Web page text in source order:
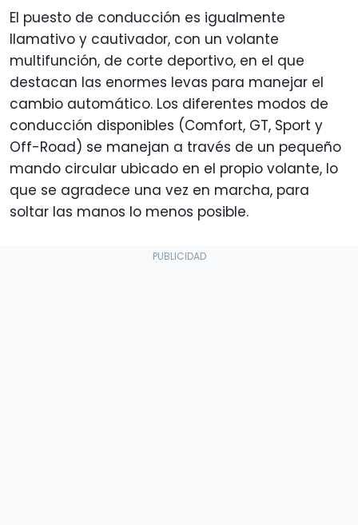
El puesto de conducción es igualmente
llamativo y cautivador, con un volante
multifunción, de corte deportivo, en el que
destacan las enormes levas para manejar el
cambio automático. Los diferentes modos de
conducción disponibles (Comfort, GT, Sport y
Off-Road) se manejan a través de un pequeño
mando circular ubicado en el propio volante, lo
que se agradece una vez en marcha, para
soltar las manos lo menos posible.